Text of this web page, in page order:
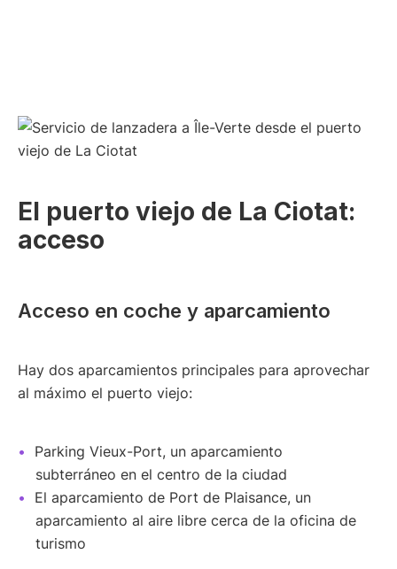
El puerto viejo de La Ciotat:
acceso
Acceso en coche y aparcamiento
Hay dos aparcamientos principales para aprovechar
al máximo el puerto viejo:
Parking Vieux-Port, un aparcamiento
subterráneo en el centro de la ciudad
El aparcamiento de Port de Plaisance, un
aparcamiento al aire libre cerca de la oficina de
turismo